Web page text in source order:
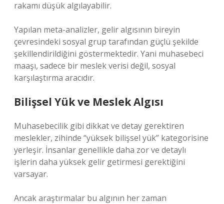
rakamı düşük algılayabilir.
Yapılan meta-analizler, gelir algısının bireyin
çevresindeki sosyal grup tarafından güçlü şekilde
şekillendirildiğini göstermektedir. Yani muhasebeci
maaşı, sadece bir meslek verisi değil, sosyal
karşılaştırma aracıdır.
Bilişsel Yük ve Meslek Algısı
Muhasebecilik gibi dikkat ve detay gerektiren
meslekler, zihinde “yüksek bilişsel yük” kategorisine
yerleşir. İnsanlar genellikle daha zor ve detaylı
işlerin daha yüksek gelir getirmesi gerektiğini
varsayar.
Ancak araştırmalar bu algının her zaman